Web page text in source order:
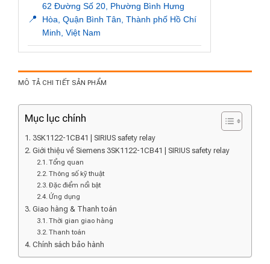
📍
62 Đường Số 20, Phường Bình Hưng
Hòa, Quận Bình Tân, Thành phố Hồ Chí
Minh, Việt Nam
MÔ TẢ CHI TIẾT SẢN PHẨM
Mục lục chính
3SK1122-1CB41 | SIRIUS safety relay
Giới thiệu về Siemens 3SK1122-1CB41 | SIRIUS safety relay
Tổng quan
Thông số kỹ thuật
Đặc điểm nổi bật
Ứng dụng
Giao hàng & Thanh toán
Thời gian giao hàng
Thanh toán
Chính sách bảo hành